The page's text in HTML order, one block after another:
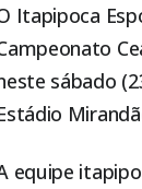
Itapipoca
sábado
equipe